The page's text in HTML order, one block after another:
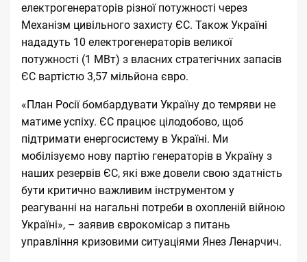
електрогенераторів різної потужності через
Механізм цивільного захисту ЄС. Також Україні
нададуть 10 електрогенераторів великої
потужності (1 МВт) з власних стратегічних запасів
ЄС вартістю 3,57 мільйона євро.
«План Росії бомбардувати Україну до темряви не
матиме успіху. ЄС працює цілодобово, щоб
підтримати енергосистему в Україні. Ми
мобілізуємо нову партію генераторів в Україну з
наших резервів ЄС, які вже довели свою здатність
бути критично важливим інструментом у
реагуванні на нагальні потреби в охопленій війною
Україні», – заявив єврокомісар з питань
управління кризовими ситуаціями Янез Ленарчич.